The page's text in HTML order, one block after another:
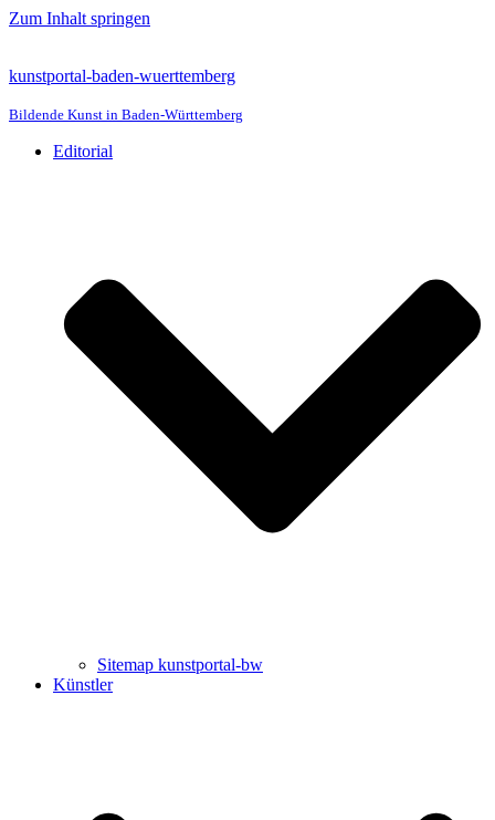
Zum Inhalt springen
kunstportal-baden-wuerttemberg
Bildende Kunst in Baden-Württemberg
Editorial
Sitemap kunstportal-bw
Künstler